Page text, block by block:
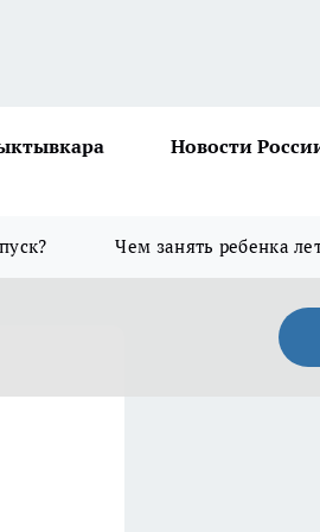
Новости
Чем занять ребенка